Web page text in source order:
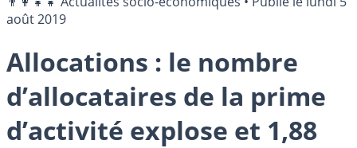
août 2019
Allocations : le nombre
d’allocataires de la prime
d’activité explose et 1,88